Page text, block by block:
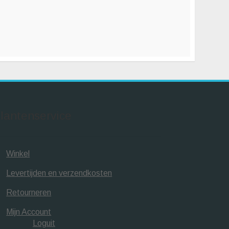
Winkel
Levertijden en verzendkosten
Retourneren
Mijn Account
Loguit